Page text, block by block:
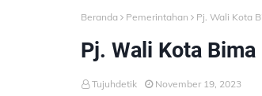
Beranda Pemerintahan Pj. Wali Kota
Pj. Wali Kota
Tujuhdetik November 19, 2023